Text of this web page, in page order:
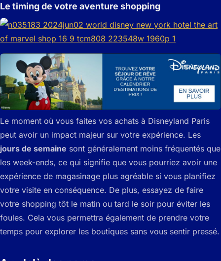
Le timing de votre aventure shopping
Le moment où vous faites vos achats à Disneyland Paris
peut avoir un impact majeur sur votre expérience. Les
jours de semaine sont généralement moins fréquentés que
les week-ends, ce qui signifie que vous pourriez avoir une
expérience de magasinage plus agréable si vous planifiez
votre visite en conséquence. De plus, essayez de faire
votre shopping tôt le matin ou tard le soir pour éviter les
foules. Cela vous permettra également de prendre votre
temps pour explorer les boutiques sans vous sentir pressé.